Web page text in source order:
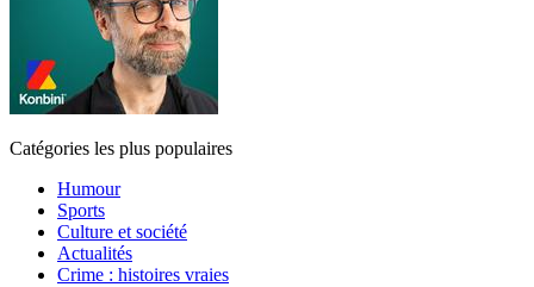
Catégories les plus populaires
Humour
Sports
Culture et société
Actualités
Crime : histoires vraies